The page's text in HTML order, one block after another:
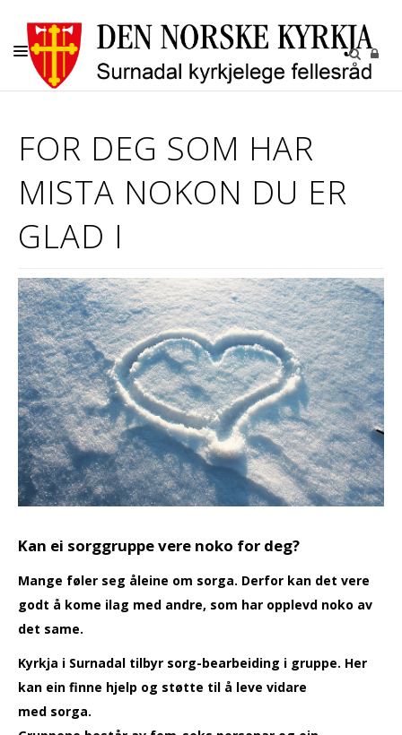
BARN OG UNGE
KYRKJENE
KYRKJEGARDANE
UTLEIGE
FOR DEG SOM HAR
MISTA NOKON DU ER
GLAD I
Kan ei sorggruppe vere noko for deg?
Mange føler seg åleine om sorga. Derfor kan det vere
godt å kome ilag med andre, som har opplevd noko av
det same.
Kyrkja i Surnadal tilbyr sorg-bearbeiding i gruppe. Her
kan ein finne hjelp og støtte til å leve vidare
med sorga.